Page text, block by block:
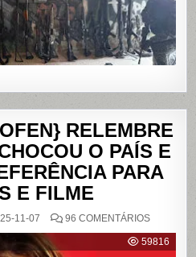
RELEMBRE
O PAÍS E
PARA
E FILME
11-07 96 COMENTÁRIOSEM
59816